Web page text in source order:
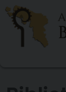
Skip
content